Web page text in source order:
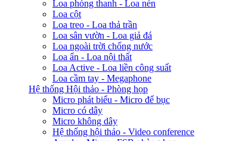
Loa phóng thanh - Loa nén
Loa cột
Loa treo - Loa thả trần
Loa sân vườn - Loa giả đá
Loa ngoài trời chống nước
Loa ẩn - Loa nội thất
Loa Active - Loa liền công suất
Loa cầm tay - Megaphone
Hệ thống Hội thảo - Phòng họp
Micro phát biểu - Micro để bục
Micro có dây
Micro không dây
Hệ thống hội thảo - Video conference